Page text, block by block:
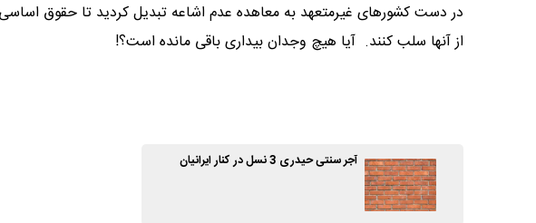
از آنها سلب کنند. آیا هیچ وجدان بیداری باقی مانده است؟!
آجر سنتی حیدری 3 نسل در کنار ایرانیان